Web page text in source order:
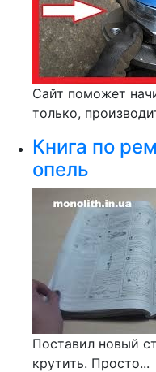
Сайт поможет
только,
Книга по
опель
Поставил новый
крутить. Просто...